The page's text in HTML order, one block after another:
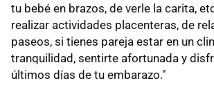
tu bebé en brazos, de verle la carita,
realizar actividades placenteras, de
paseos, si tienes pareja estar en un
tranquilidad, sentirte afortunada y
últimos días de tu embarazo."